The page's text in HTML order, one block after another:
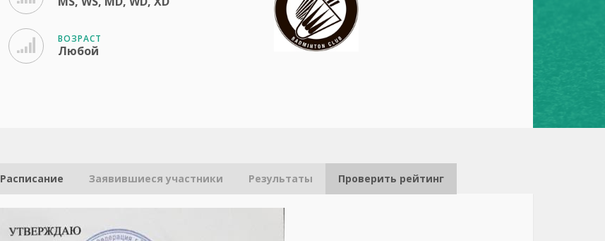
ВОЗРАСТ
Любой
Расписание Заявившиеся участники Результаты Проверить рейтинг